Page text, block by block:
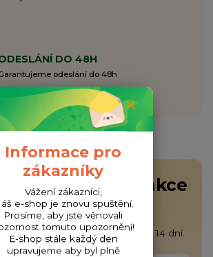
DO 48H
odeslání do 48h
novinky, akce
a slevy!
odhlásit. Zasíláme jednou za 14 dní.
Informace pro
zákazníky
Vážení zákazníci,
e-shop je znovu spuštění.
Prosíme, aby jste věnovali
tomuto upozornění!
E-shop stále každý den
upravujeme aby byl plně